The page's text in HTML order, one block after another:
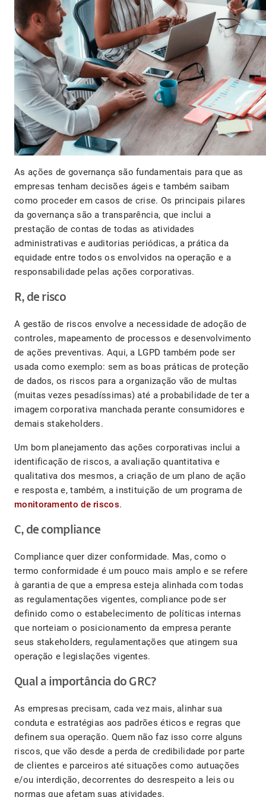
As ações de governança são fundamentais para que as
empresas tenham decisões ágeis e também saibam
como proceder em casos de crise. Os principais pilares
da governança são a transparência, que inclui a
prestação de contas de todas as atividades
administrativas e auditorias periódicas, a prática da
equidade entre todos os envolvidos na operação e a
responsabilidade pelas ações corporativas.
R, de risco
A gestão de riscos envolve a necessidade de adoção de
controles, mapeamento de processos e desenvolvimento
de ações preventivas. Aqui, a LGPD também pode ser
usada como exemplo: sem as boas práticas de proteção
de dados, os riscos para a organização vão de multas
(muitas vezes pesadíssimas) até a probabilidade de ter a
imagem corporativa manchada perante consumidores e
demais stakeholders.
Um bom planejamento das ações corporativas inclui a
identificação de riscos, a avaliação quantitativa e
qualitativa dos mesmos, a criação de um plano de ação
e resposta e, também, a instituição de um programa de
monitoramento de riscos.
C, de compliance
Compliance quer dizer conformidade. Mas, como o
termo conformidade é um pouco mais amplo e se refere
à garantia de que a empresa esteja alinhada com todas
as regulamentações vigentes, compliance pode ser
definido como o estabelecimento de políticas internas
que norteiam o posicionamento da empresa perante
seus stakeholders, regulamentações que atingem sua
operação e legislações vigentes.
Qual a importância do GRC?
As empresas precisam, cada vez mais, alinhar sua
conduta e estratégias aos padrões éticos e regras que
definem sua operação. Quem não faz isso corre alguns
riscos, que vão desde a perda de credibilidade por parte
de clientes e parceiros até situações como autuações
e/ou interdição, decorrentes do desrespeito a leis ou
normas que afetam suas atividades.